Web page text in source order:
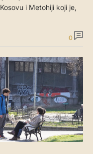
i Metohiji koji je,
0